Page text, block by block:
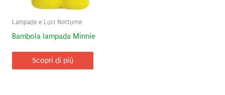
Lampade e Luci Notturne
Bambola lampada Minnie
Scopri di più